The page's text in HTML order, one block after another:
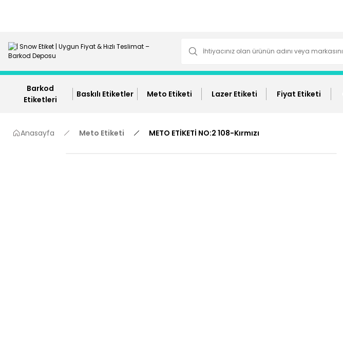
Barkod
Etiketleri
Baskılı Etiketler Meto Etiketi Lazer Etiketi Fiyat Etiketi
Anasayfa Meto Etiketi METO ETİKETİ NO:2 108-Kırmızı